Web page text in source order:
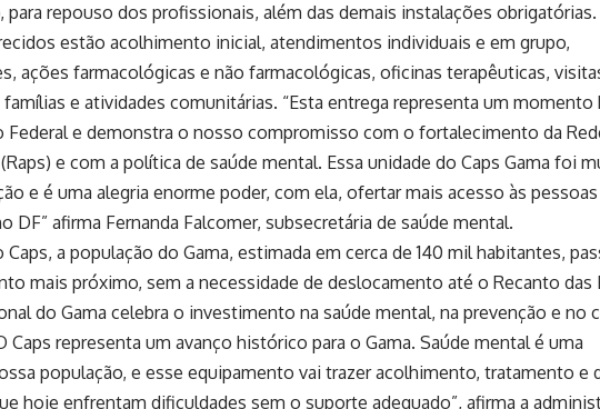
para repouso dos profissionais, além das demais instalações obrigatórias.
estão acolhimento inicial, atendimentos individuais e em grupo,
ações farmacológicas e não farmacológicas, oficinas terapêuticas,
e atividades comunitárias. “Esta entrega representa um
Federal e demonstra o nosso compromisso com o fortalecimento da
e com a política de saúde mental. Essa unidade do Caps Gama foi
e é uma alegria enorme poder, com ela, ofertar mais acesso às
DF” afirma Fernanda Falcomer, subsecretária de saúde mental.
a população do Gama, estimada em cerca de 140 mil habitantes,
mais próximo, sem a necessidade de deslocamento até o Recanto das
do Gama celebra o investimento na saúde mental, na prevenção e no
Caps representa um avanço histórico para o Gama. Saúde mental é uma
população, e esse equipamento vai trazer acolhimento, tratamento e
hoje enfrentam dificuldades sem o suporte adequado”, afirma a